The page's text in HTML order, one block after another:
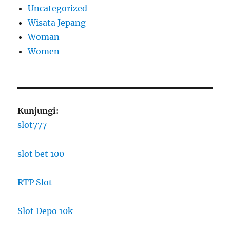
Uncategorized
Wisata Jepang
Woman
Women
Kunjungi:
slot777
slot bet 100
RTP Slot
Slot Depo 10k